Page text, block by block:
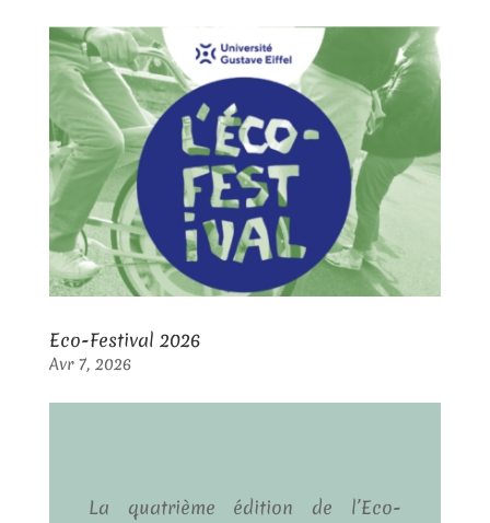
Eco-Festival 2026
Avr 7, 2026
La quatrième édition de l’Eco-